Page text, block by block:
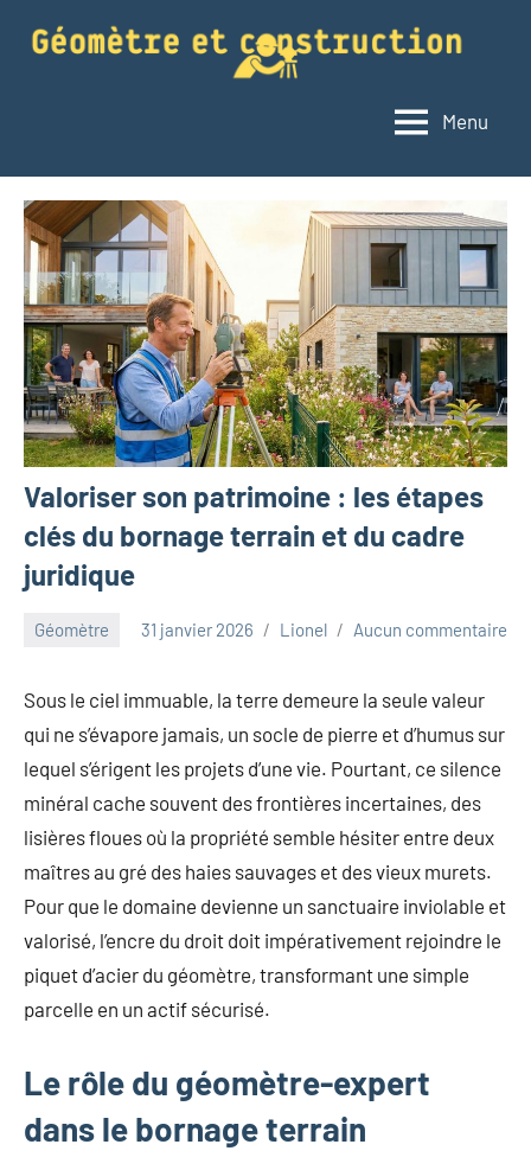
et
construction
géomètre
Menu
Valoriser son patrimoine : les étapes
clés du bornage terrain et du cadre
juridique
Géomètre 31 janvier 2026 Lionel Aucun commentaire
Sous le ciel immuable, la terre demeure la seule valeur
qui ne s’évapore jamais, un socle de pierre et d’humus sur
lequel s’érigent les projets d’une vie. Pourtant, ce silence
minéral cache souvent des frontières incertaines, des
lisières floues où la propriété semble hésiter entre deux
maîtres au gré des haies sauvages et des vieux murets.
Pour que le domaine devienne un sanctuaire inviolable et
valorisé, l’encre du droit doit impérativement rejoindre le
piquet d’acier du géomètre, transformant une simple
parcelle en un actif sécurisé.
Le rôle du géomètre-expert
dans le bornage terrain